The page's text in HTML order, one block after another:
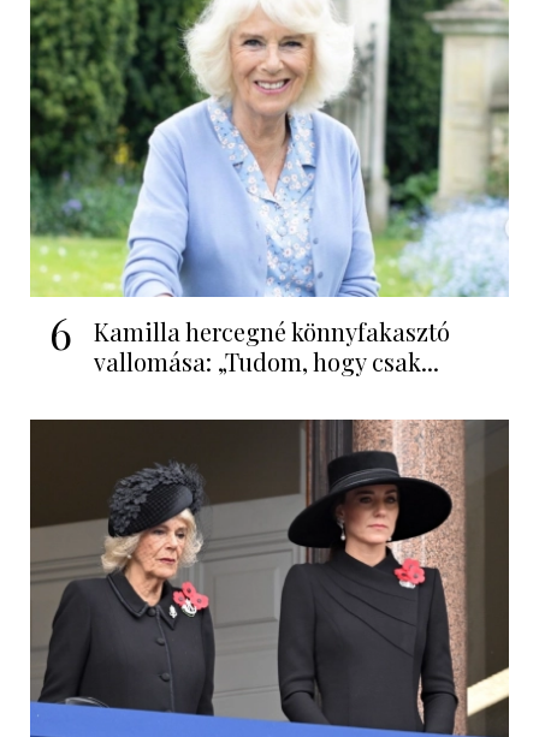
6
Kamilla hercegné könnyfakasztó
vallomása: „Tudom, hogy csak...